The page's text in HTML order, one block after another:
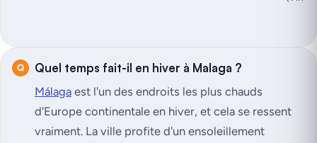
Quel temps fait-il en hiver à Malaga ?
Málaga est l'un des endroits les plus chauds
d'Europe continentale en hiver, et cela se ressent
vraiment. La ville profite d'un ensoleillement